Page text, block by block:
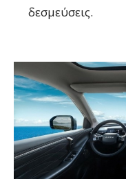
δεσμεύσεις.